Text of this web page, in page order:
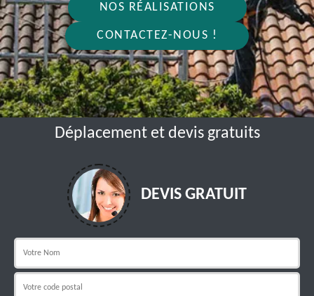
NOS RÉALISATIONS
CONTACTEZ-NOUS !
Déplacement et devis gratuits
DEVIS GRATUIT